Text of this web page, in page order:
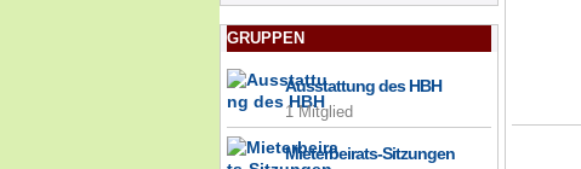
GRUPPEN
Ausstattung des HBH
1 Mitglied
Mieterbeirats-Sitzungen